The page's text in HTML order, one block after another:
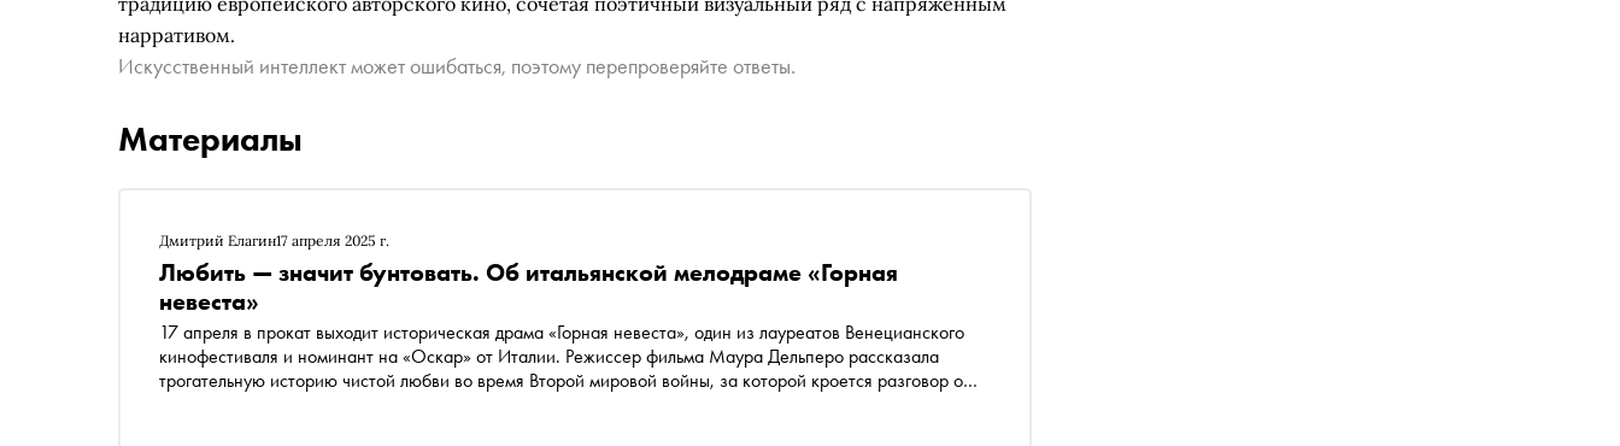
нарративом.
Искусственный интеллект может ошибаться, поэтому перепроверяйте ответы.
Материалы
Дмитрий Елагин17 апреля 2025 г.
Любить — значит бунтовать. Об итальянской мелодраме «Горная
невеста»
17 апреля в прокат выходит историческая драма «Горная невеста», один из лауреатов Венецианского
кинофестиваля и номинант на «Оскар» от Италии. Режиссер фильма Маура Дельперо рассказала
трогательную историю чистой любви во время Второй мировой войны, за которой кроется разговор о